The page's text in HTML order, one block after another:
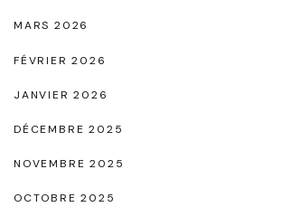
o
b
e
MARS 2026
FÉVRIER 2026
JANVIER 2026
DÉCEMBRE 2025
NOVEMBRE 2025
OCTOBRE 2025